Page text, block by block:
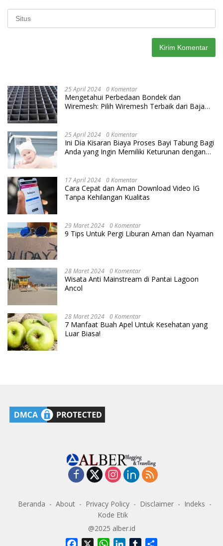
25 April 2024 0 Komentar
Mengetahui Perbedaan Bondek dan
Wiremesh: Pilih Wiremesh Terbaik dari Baja
25 April 2024 0 Komentar
Ini Dia Kisaran Biaya Proses Bayi Tabung Bagi
Anda yang Ingin Memiliki Keturunan dengan
17 April 2024 0 Komentar
Cara Cepat dan Aman Download Video IG
Tanpa Kehilangan Kualitas
29 Maret 2024 0 Komentar
9 Tips Untuk Pergi Liburan Aman dan Nyaman
28 Maret 2024 0 Komentar
Wisata Anti Mainstream di Pantai Lagoon
Ancol
28 Maret 2024 0 Komentar
7 Manfaat Buah Apel Untuk Kesehatan yang
Luar Biasa!
Beranda About Privacy Policy Disclaimer
Indeks
Kode Etik
@2025 alber.id
W
T